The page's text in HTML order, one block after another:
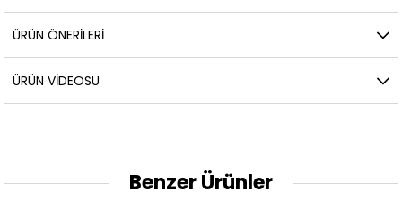
ÜRÜN ÖNERILERI
ÜRÜN VİDEOSU
Benzer Ürünler